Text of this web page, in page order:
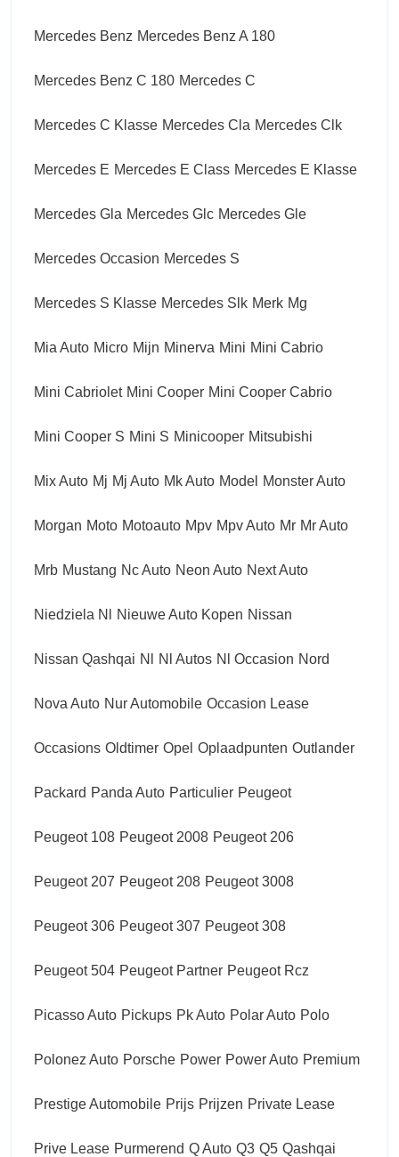
Mercedes Benz Mercedes Benz A 180
Mercedes Benz C 180 Mercedes C
Mercedes C Klasse Mercedes Cla Mercedes Clk
Mercedes E Mercedes E Class Mercedes E Klasse
Mercedes Gla Mercedes Glc Mercedes Gle
Mercedes Occasion Mercedes S
Mercedes S Klasse Mercedes Slk Merk Mg
Mia Auto Micro Mijn Minerva Mini Mini Cabrio
Mini Cabriolet Mini Cooper Mini Cooper Cabrio
Mini Cooper S Mini S Minicooper Mitsubishi
Mix Auto Mj Mj Auto Mk Auto Model Monster Auto
Morgan Moto Motoauto Mpv Mpv Auto Mr Mr Auto
Mrb Mustang Nc Auto Neon Auto Next Auto
Niedziela Nl Nieuwe Auto Kopen Nissan
Nissan Qashqai Nl Nl Autos Nl Occasion Nord
Nova Auto Nur Automobile Occasion Lease
Occasions Oldtimer Opel Oplaadpunten Outlander
Packard Panda Auto Particulier Peugeot
Peugeot 108 Peugeot 2008 Peugeot 206
Peugeot 207 Peugeot 208 Peugeot 3008
Peugeot 306 Peugeot 307 Peugeot 308
Peugeot 504 Peugeot Partner Peugeot Rcz
Picasso Auto Pickups Pk Auto Polar Auto Polo
Polonez Auto Porsche Power Power Auto Premium
Prestige Automobile Prijs Prijzen Private Lease
Prive Lease Purmerend Q Auto Q3 Q5 Qashqai